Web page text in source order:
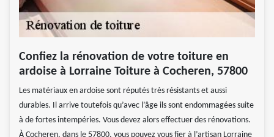
Confiez la rénovation de votre toiture en
ardoise à Lorraine Toiture à Cocheren, 57800
Les matériaux en ardoise sont réputés très résistants et aussi
durables. Il arrive toutefois qu’avec l’âge ils sont endommagées suite
à de fortes intempéries. Vous devez alors effectuer des rénovations.
À Cocheren, dans le 57800, vous pouvez vous fier à l’artisan Lorraine